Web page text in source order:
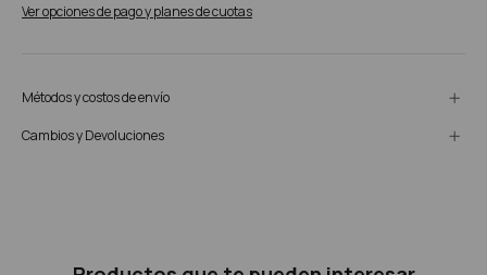
Ver opciones de pago y planes de cuotas
Métodos y costos de envío
Cambios y Devoluciones